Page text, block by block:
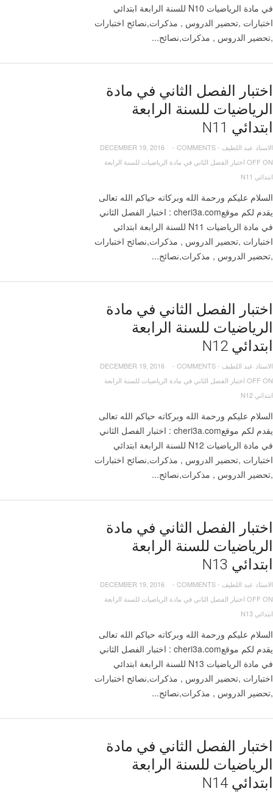
في مادة الرياضيات N10 للسنة الرابعة ابتدائي
اختبارات ,تحضير الدروس , مذكرات,نصائح اختبارات
,تحضير الدروس , مذكرات,نصائح...
اختبار الفصل الثاني في مادة
الرياضيات للسنة الرابعة
ابتدائي N11
الاستاد عبد اللطيف -
DECEMBER 19, 2016 - COMMENTS
OFF ON اختبار الفصل الثاني في مادة الرياضيات للسنة الرابعة
ابتدائي N11
السلام عليكم ورحمة الله وبركاته حياكم الله تعالى
يقدم لكم موقعcheri3a.com : اختبار الفصل الثاني
في مادة الرياضيات N11 للسنة الرابعة ابتدائي
اختبارات ,تحضير الدروس , مذكرات,نصائح اختبارات
,تحضير الدروس , مذكرات,نصائح...
اختبار الفصل الثاني في مادة
الرياضيات للسنة الرابعة
ابتدائي N12
الاستاد عبد اللطيف -
DECEMBER 19, 2016 - COMMENTS
OFF ON اختبار الفصل الثاني في مادة الرياضيات للسنة الرابعة
ابتدائي N12
السلام عليكم ورحمة الله وبركاته حياكم الله تعالى
يقدم لكم موقعcheri3a.com : اختبار الفصل الثاني
في مادة الرياضيات N12 للسنة الرابعة ابتدائي
اختبارات ,تحضير الدروس , مذكرات,نصائح اختبارات
,تحضير الدروس , مذكرات,نصائح...
اختبار الفصل الثاني في مادة
الرياضيات للسنة الرابعة
ابتدائي N13
الاستاد عبد اللطيف -
DECEMBER 19, 2016 - COMMENTS
OFF ON اختبار الفصل الثاني في مادة الرياضيات للسنة الرابعة
ابتدائي N13
السلام عليكم ورحمة الله وبركاته حياكم الله تعالى
يقدم لكم موقعcheri3a.com : اختبار الفصل الثاني
في مادة الرياضيات N13 للسنة الرابعة ابتدائي
اختبارات ,تحضير الدروس , مذكرات,نصائح اختبارات
,تحضير الدروس , مذكرات,نصائح...
اختبار الفصل الثاني في مادة
الرياضيات للسنة الرابعة
ابتدائي N14